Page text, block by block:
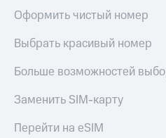
Оформить чистый номер
Выбрать красивый номер
Больше возможностей
Заменить SIM-карту
Перейти на eSIM